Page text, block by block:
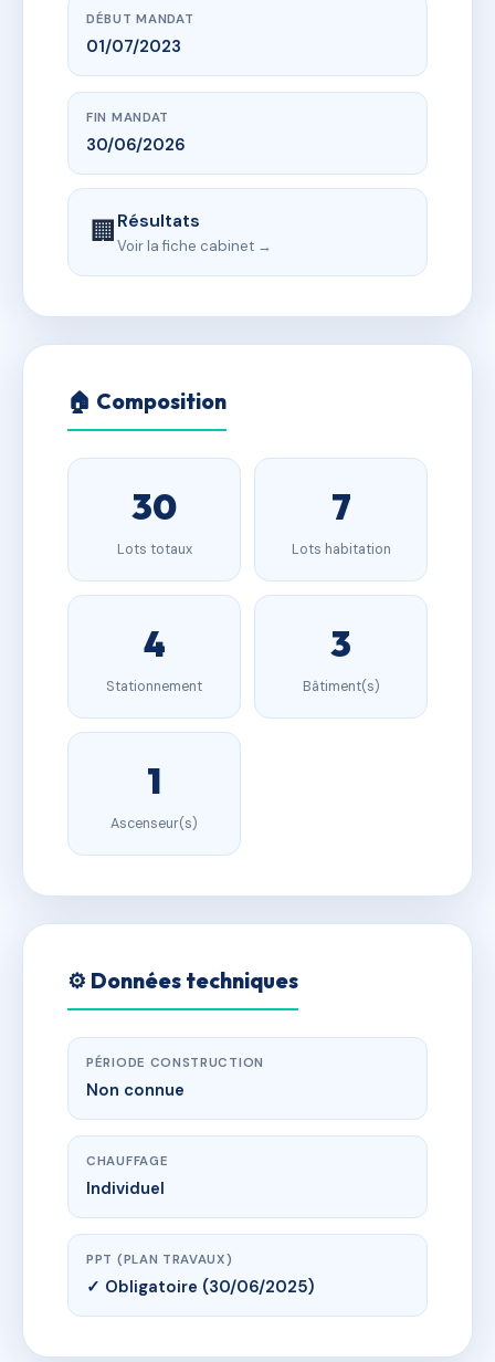
DÉBUT MANDAT
01/07/2023
FIN MANDAT
30/06/2026
🏢Résultats
Voir la fiche cabinet →
🏠 Composition
30
Lots totaux
7
Lots habitation
4
Stationnement
3
Bâtiment(s)
1
Ascenseur(s)
⚙️ Données techniques
PÉRIODE CONSTRUCTION
Non connue
CHAUFFAGE
Individuel
PPT (PLAN TRAVAUX)
✓ Obligatoire (30/06/2025)